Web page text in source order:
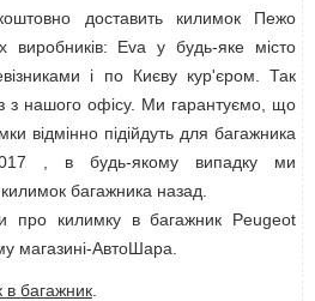
доставить килимок Пежо
виробників: Eva у будь-яке місто
і по Києву кур'єром. Так
з нашого офісу. Ми гарантуємо, що
відмінно підійдуть для багажника
, в будь-якому випадку ми
багажника назад.
про килимку в багажник Peugeot
магазині-АвтоШара.
в багажник